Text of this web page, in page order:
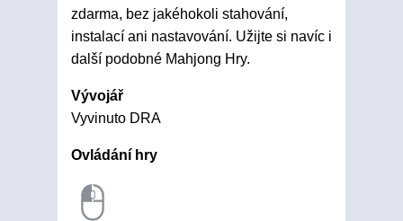
zdarma, bez jakéhokoli stahování,
instalací ani nastavování. Užijte si navíc i
další podobné Mahjong Hry.
Vývojář
Vyvinuto DRA
Ovládání hry